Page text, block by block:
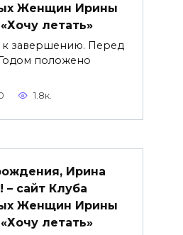
Женщин Ирины
летать»
к завершению. Перед
положено
1.8к.
Ирина
– сайт Клуба
Женщин Ирины
летать»